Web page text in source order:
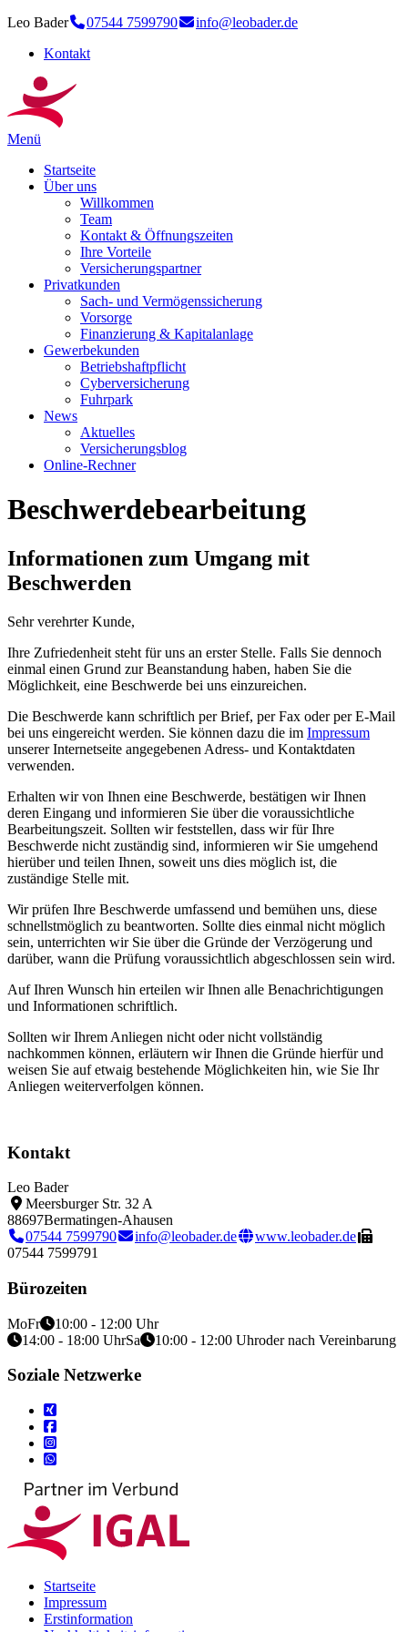
Leo Bader 07544 7599790
info@leobader.de
Kontakt
Menü
Startseite
Über uns
Willkommen
Team
Kontakt & Öffnungszeiten
Ihre Vorteile
Versicherungspartner
Privatkunden
Sach- und Vermögenssicherung
Vorsorge
Finanzierung & Kapitalanlage
Gewerbekunden
Betriebshaftpflicht
Cyberversicherung
Fuhrpark
News
Aktuelles
Versicherungsblog
Online-Rechner
Beschwerdebearbeitung
Informationen zum Umgang mit
Beschwerden
Sehr verehrter Kunde,
Ihre Zufriedenheit steht für uns an erster Stelle. Falls Sie dennoch
einmal einen Grund zur Beanstandung haben, haben Sie die
Möglichkeit, eine Beschwerde bei uns einzureichen.
Die Beschwerde kann schriftlich per Brief, per Fax oder per E-Mail
bei uns eingereicht werden. Sie können dazu die im Impressum
unserer Internetseite angegebenen Adress- und Kontaktdaten
verwenden.
Erhalten wir von Ihnen eine Beschwerde, bestätigen wir Ihnen
deren Eingang und informieren Sie über die voraussichtliche
Bearbeitungszeit. Sollten wir feststellen, dass wir für Ihre
Beschwerde nicht zuständig sind, informieren wir Sie umgehend
hierüber und teilen Ihnen, soweit uns dies möglich ist, die
zuständige Stelle mit.
Wir prüfen Ihre Beschwerde umfassend und bemühen uns, diese
schnellstmöglich zu beantworten. Sollte dies einmal nicht möglich
sein, unterrichten wir Sie über die Gründe der Verzögerung und
darüber, wann die Prüfung voraussichtlich abgeschlossen sein wird.
Auf Ihren Wunsch hin erteilen wir Ihnen alle Benachrichtigungen
und Informationen schriftlich.
Sollten wir Ihrem Anliegen nicht oder nicht vollständig
nachkommen können, erläutern wir Ihnen die Gründe hierfür und
weisen Sie auf etwaig bestehende Möglichkeiten hin, wie Sie Ihr
Anliegen weiterverfolgen können.
Kontakt
Leo Bader
Meersburger Str. 32 A
88697Bermatingen-Ahausen
07544 7599790
info@leobader.de
www.leobader.de
07544 7599791
Bürozeiten
MoFr
10:00 - 12:00 Uhr
14:00 - 18:00 UhrSa 10:00 - 12:00 Uhroder nach Vereinbarung
Soziale Netzwerke
Startseite
Impressum
Erstinformation